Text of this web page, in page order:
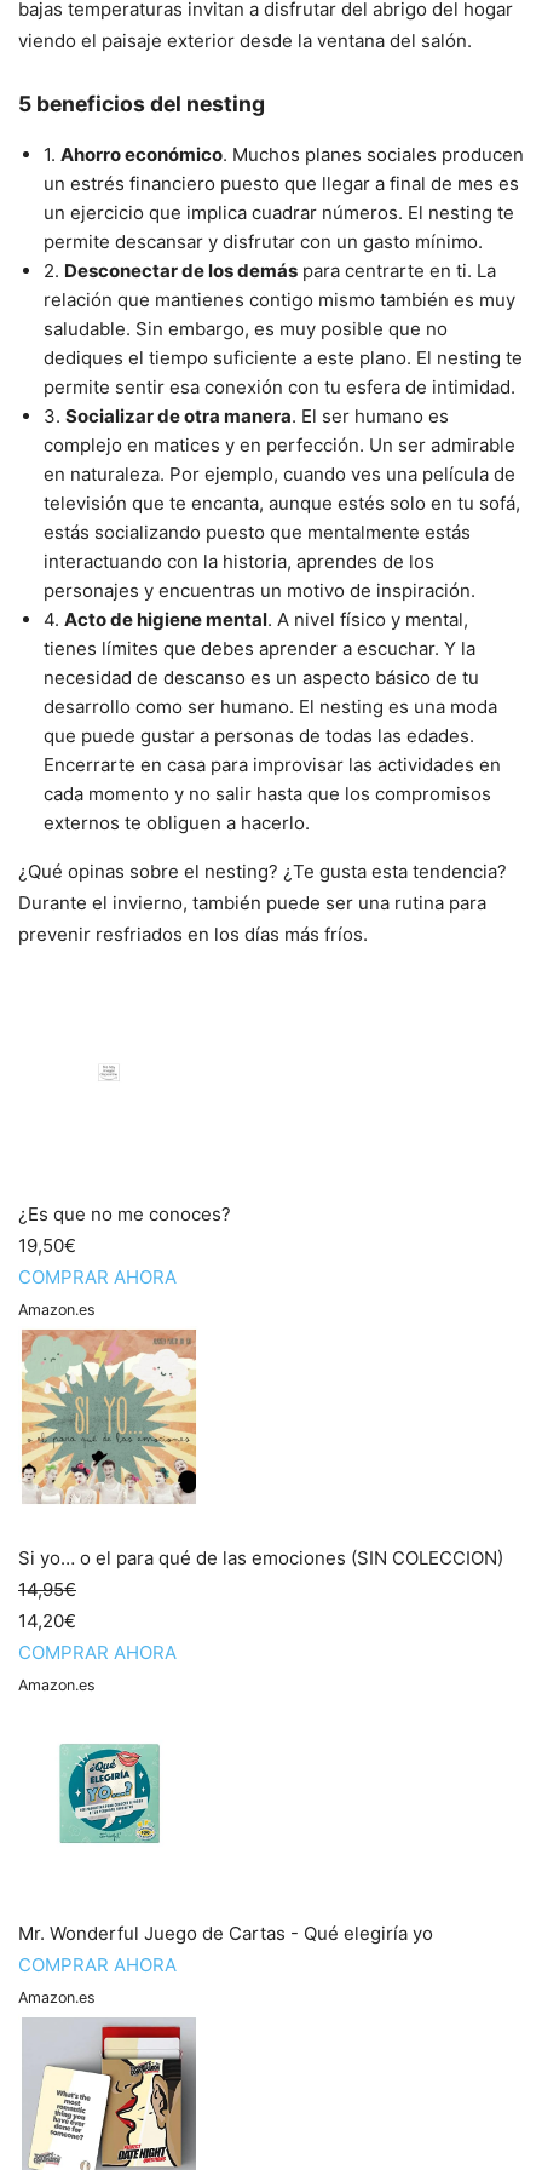
bajas temperaturas invitan a disfrutar del abrigo del hogar
viendo el paisaje exterior desde la ventana del salón.
5 beneficios del nesting
1. Ahorro económico. Muchos planes sociales producen
un estrés financiero puesto que llegar a final de mes es
un ejercicio que implica cuadrar números. El nesting te
permite descansar y disfrutar con un gasto mínimo.
2. Desconectar de los demás para centrarte en ti. La
relación que mantienes contigo mismo también es muy
saludable. Sin embargo, es muy posible que no
dediques el tiempo suficiente a este plano. El nesting te
permite sentir esa conexión con tu esfera de intimidad.
3. Socializar de otra manera. El ser humano es
complejo en matices y en perfección. Un ser admirable
en naturaleza. Por ejemplo, cuando ves una película de
televisión que te encanta, aunque estés solo en tu sofá,
estás socializando puesto que mentalmente estás
interactuando con la historia, aprendes de los
personajes y encuentras un motivo de inspiración.
4. Acto de higiene mental. A nivel físico y mental,
tienes límites que debes aprender a escuchar. Y la
necesidad de descanso es un aspecto básico de tu
desarrollo como ser humano. El nesting es una moda
que puede gustar a personas de todas las edades.
Encerrarte en casa para improvisar las actividades en
cada momento y no salir hasta que los compromisos
externos te obliguen a hacerlo.
¿Qué opinas sobre el nesting? ¿Te gusta esta tendencia?
Durante el invierno, también puede ser una rutina para
prevenir resfriados en los días más fríos.
¿Es que no me conoces?
19,50€
COMPRAR AHORA
Amazon.es
Si yo… o el para qué de las emociones (SIN COLECCION)
14,95€
14,20€
COMPRAR AHORA
Amazon.es
Mr. Wonderful Juego de Cartas - Qué elegiría yo
COMPRAR AHORA
Amazon.es